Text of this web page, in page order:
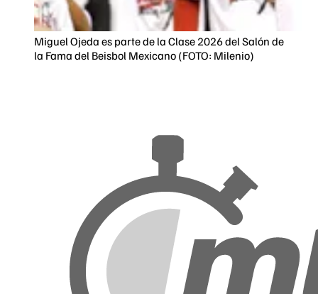
Miguel Ojeda es parte de la Clase 2026 del Salón de
la Fama del Beisbol Mexicano (FOTO: Milenio)